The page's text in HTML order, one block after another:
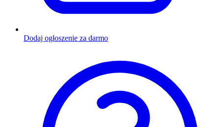
Dodaj ogłoszenie za darmo